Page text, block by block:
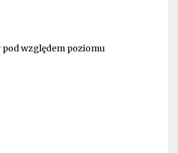
względem poziomu